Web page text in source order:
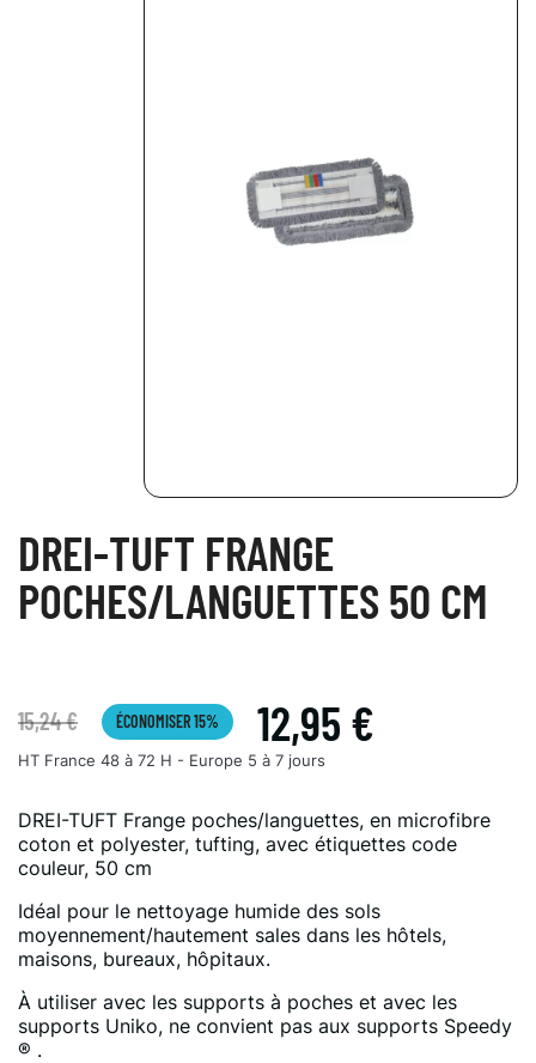
DREI-TUFT FRANGE
POCHES/LANGUETTES 50 CM
15,24 € 12,95 €
ÉCONOMISER 15%
HT France 48 à 72 H - Europe 5 à 7 jours
DREI-TUFT Frange poches/languettes, en microfibre
coton et polyester, tufting, avec étiquettes code
couleur, 50 cm
Idéal pour le nettoyage humide des sols
moyennement/hautement sales dans les hôtels,
maisons, bureaux, hôpitaux.
À utiliser avec les supports à poches et avec les
supports Uniko, ne convient pas aux supports Speedy
® .